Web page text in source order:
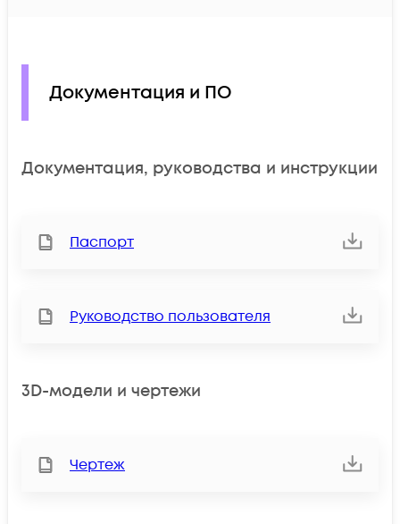
Документация и ПО
Документация, руководства и инструкции
Паспорт
Руководство пользователя
3D-модели и чертежи
Чертеж